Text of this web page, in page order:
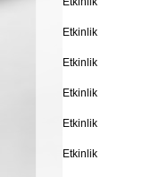
Etkinlik
Etkinlik
Etkinlik
Etkinlik
Etkinlik